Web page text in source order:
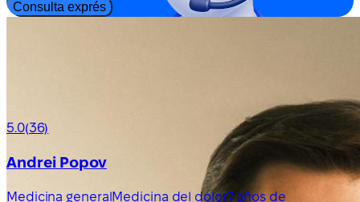
Consulta exprés
5.0(36)
Andrei Popov
Medicina generalMedicina del dolor7 años de